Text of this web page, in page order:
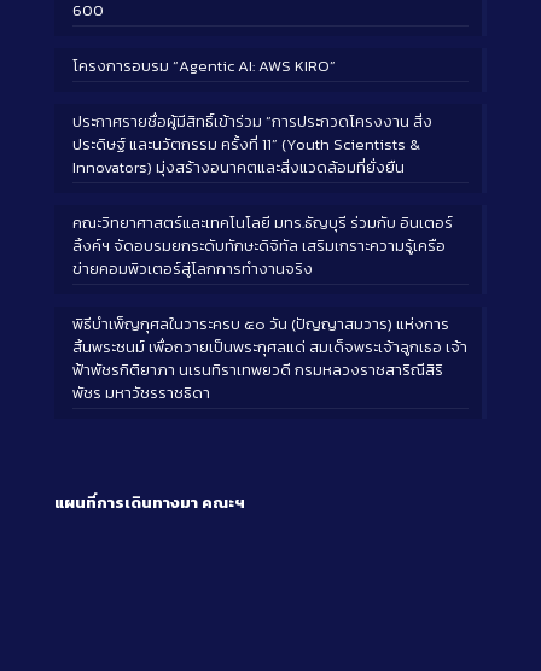
600
โครงการอบรม “Agentic AI: AWS KIRO”
ประกาศรายชื่อผู้มีสิทธิ์เข้าร่วม “การประกวดโครงงาน สิ่ง
ประดิษฐ์ และนวัตกรรม ครั้งที่ 11” (Youth Scientists &
Innovators) มุ่งสร้างอนาคตและสิ่งแวดล้อมที่ยั่งยืน
คณะวิทยาศาสตร์และเทคโนโลยี มทร.ธัญบุรี ร่วมกับ อินเตอร์
ลิ้งค์ฯ จัดอบรมยกระดับทักษะดิจิทัล เสริมเกราะความรู้เครือ
ข่ายคอมพิวเตอร์สู่โลกการทำงานจริง
พิธีบำเพ็ญกุศลในวาระครบ ๕๐ วัน (ปัญญาสมวาร) แห่งการ
สิ้นพระชนม์ เพื่อถวายเป็นพระกุศลแด่ สมเด็จพระเจ้าลูกเธอ เจ้า
ฟ้าพัชรกิติยาภา นเรนทิราเทพยวดี กรมหลวงราชสาริณีสิริ
พัชร มหาวัชรราชธิดา
แผนที่การเดินทางมา คณะฯ